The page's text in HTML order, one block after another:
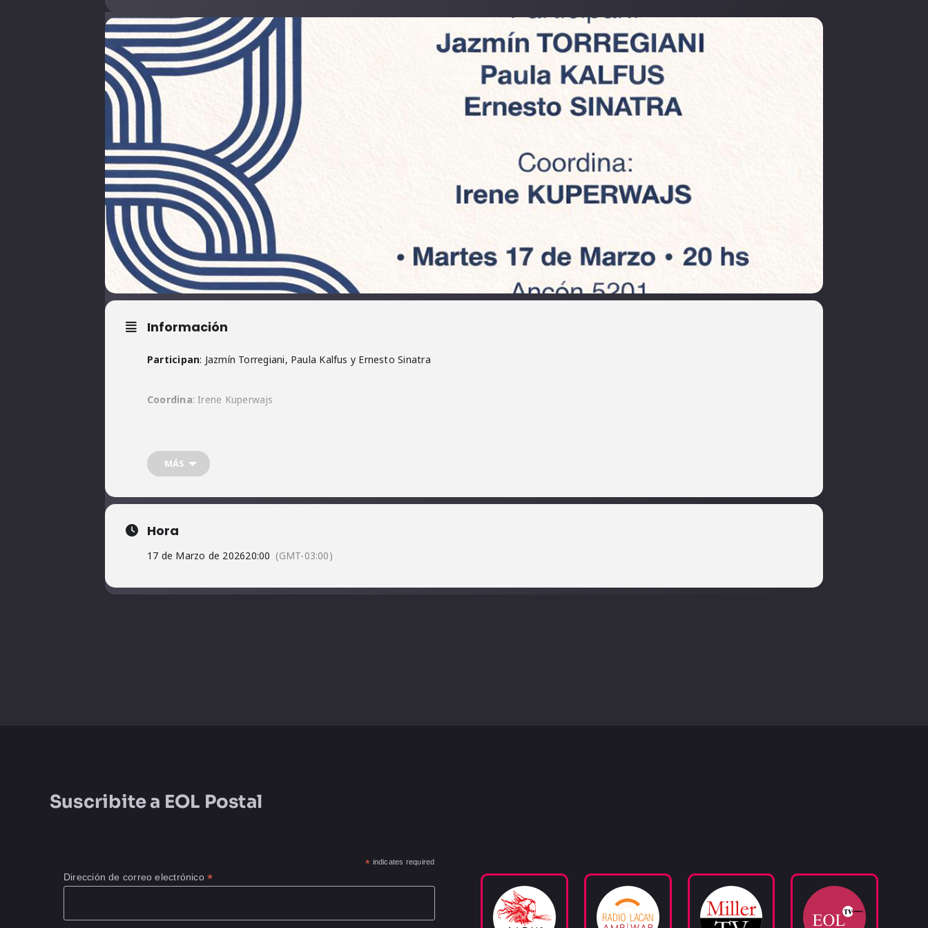
Información
Participan: Jazmín Torregiani, Paula Kalfus y Ernesto Sinatra
Coordina: Irene Kuperwajs
MÁS
Hora
17 de Marzo de 202620:00 (GMT-03:00)
Suscribite a EOL Postal
* indicates required
Dirección de correo electrónico*